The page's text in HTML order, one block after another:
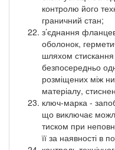
контролю його
граничний стан;
з’єднання
оболонок,
шляхом
безпосередньо
розміщених між
матеріалу,
ключ-марка -
що виключає
тиском при
її за наявності в